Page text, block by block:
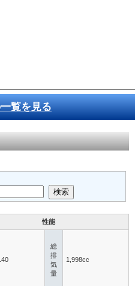
覧を見る
性能
総
排
気
量
1,998cc